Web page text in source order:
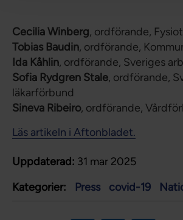
Cecilia Winberg, ordförande,
Tobias Baudin, ordförande,
Ida Kåhlin, ordförande, Sveriges
Sofia Rydgren Stale, ordförande,
läkarförbund
Sineva Ribeiro, ordförande,
Läs artikeln i Aftonbladet.
Uppdaterad: 31 mar 2025
Kategorier:
Press covid-19